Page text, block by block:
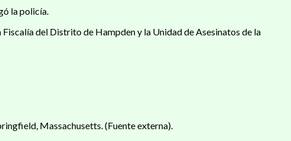
la policía.
del Distrito de Hampden y la Unidad de Asesinatos de la
Massachusetts. (Fuente externa).